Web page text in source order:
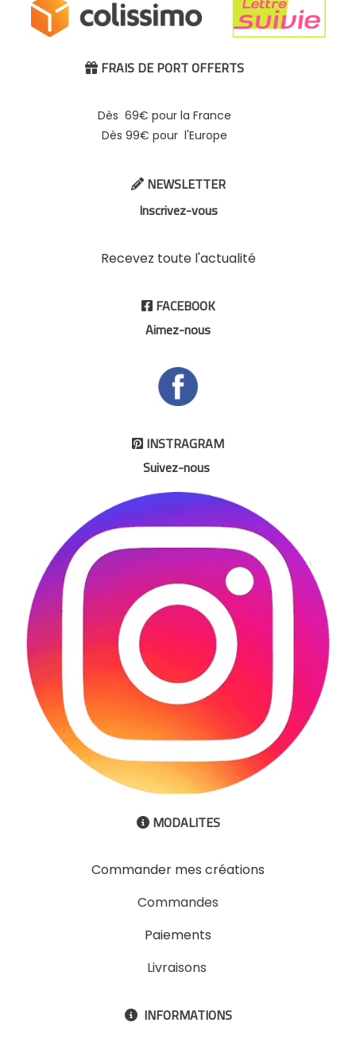
 FRAIS DE PORT OFFERTS
Dès 69€ pour la France
Dès 99€ pour l'Europe
NEWSLETTER
Inscrivez-vous
Recevez toute l'actualité
FACEBOOK
Aimez-nous
 INSTRAGRAM
Suivez-nous
 MODALITES
Commander mes créations
Commandes
Paiements
Livraisons
 INFORMATIONS